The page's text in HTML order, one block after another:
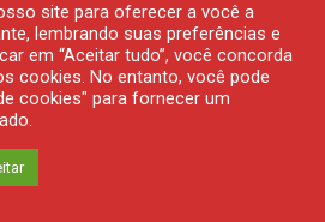
site para oferecer a você a
lembrando suas preferências e
em “Aceitar tudo”, você concorda
cookies. No entanto, você pode
cookies" para fornecer um